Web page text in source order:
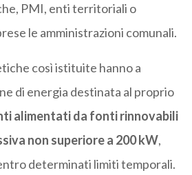
PMI, enti territoriali o
le amministrazioni comunali.
così istituite hanno a
di energia destinata al proprio
alimentati da fonti rinnovabili
non superiore a 200 kW,
determinati limiti temporali.